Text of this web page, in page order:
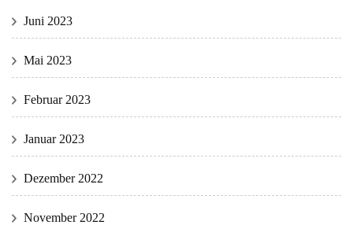
Juni 2023
Mai 2023
Februar 2023
Januar 2023
Dezember 2022
November 2022